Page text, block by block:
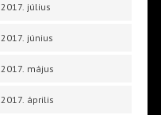
2017. július
2017. június
2017. május
2017. április